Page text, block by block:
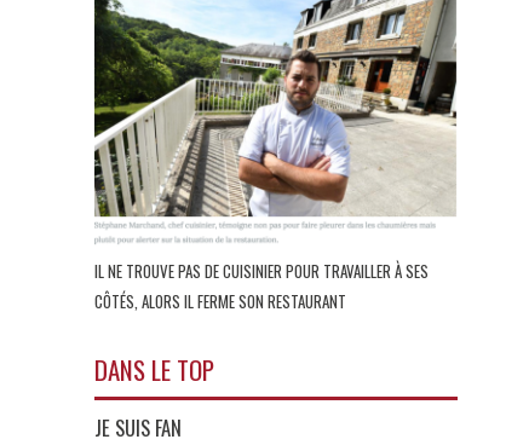
IL NE TROUVE PAS DE CUISINIER POUR TRAVAILLER À SES
CÔTÉS, ALORS IL FERME SON RESTAURANT
DANS LE TOP
JE SUIS FAN